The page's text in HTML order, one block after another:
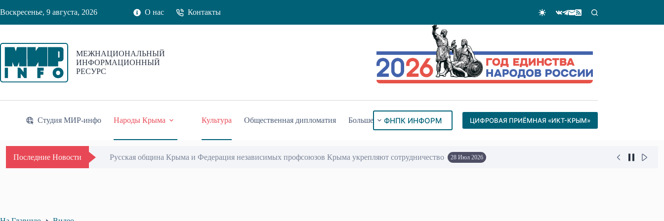
к
Воскресенье, 9 августа, 2026 О нас Контакты
МЕЖНАЦИОНАЛЬНЫЙ
ИНФОРМАЦИОННЫЙ
РЕСУРС
Студия МИР-инфо Народы Крыма Культура Общественная дипломатия Больше ФНПК ИНФОРМ ЦИФРОВАЯ ПРИЁМНАЯ «ИКТ-КРЫМ»
Последние Новости Русская община Крыма и Федерация независимых профсоюзов Крыма укрепляют сотрудничество 28 Июл 2026